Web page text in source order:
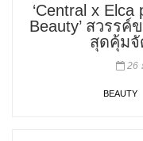
‘Central x
Beauty’ สวรรค์
สุดคุ้มจั
26
BEAUTY